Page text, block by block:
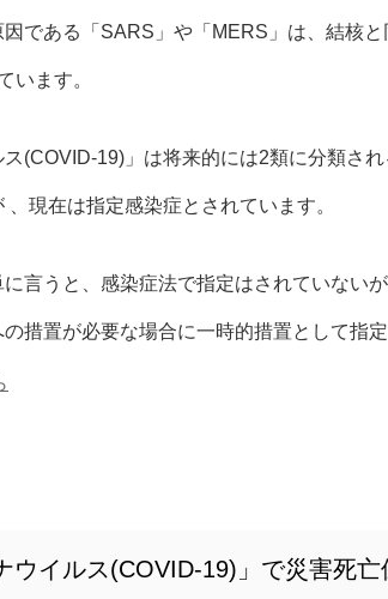
である「SARS」や「MERS」は、結核と
います。
ス(COVID-19)」は将来的には2類に分類さ
、現在は指定感染症とされています。
言うと、感染症法で指定はされていない
措置が必要な場合に一時的措置として指定
ウイルス(COVID-19)」で災害死